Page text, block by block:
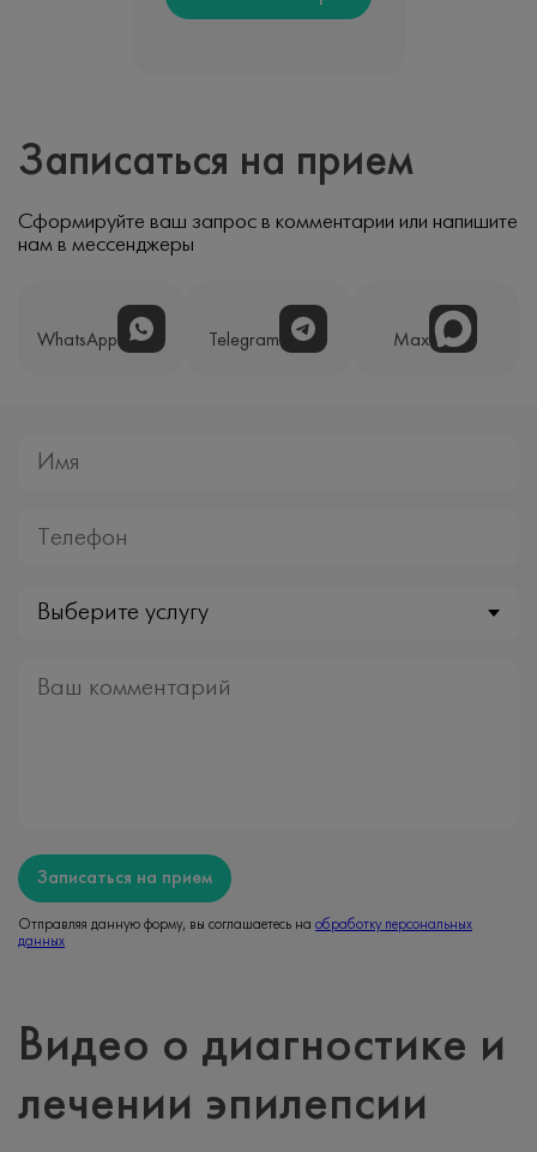
Записаться на прием
Сформируйте ваш запрос в комментарии или напишите
нам в мессенджеры
WhatsApp Telegram Max
Выберите услугу
Записаться на прием
Отправляя данную форму, вы соглашаетесь на обработку персональных
данных
Видео о диагностике и
лечении эпилепсии